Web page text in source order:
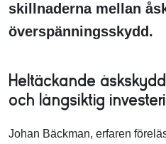
skillnaderna mellan
överspänningsskydd.
Heltäckande
och långsiktig
Johan Bäckman, erfaren